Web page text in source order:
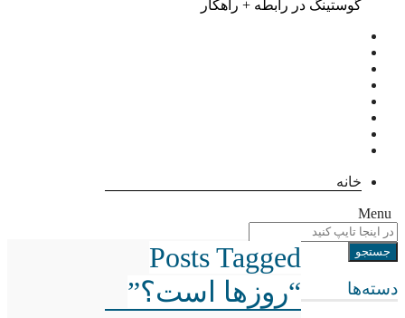
گوستینگ در رابطه + راهکار
خانه
Menu
دسته‌ها
Posts Tagged
“روزها است؟”